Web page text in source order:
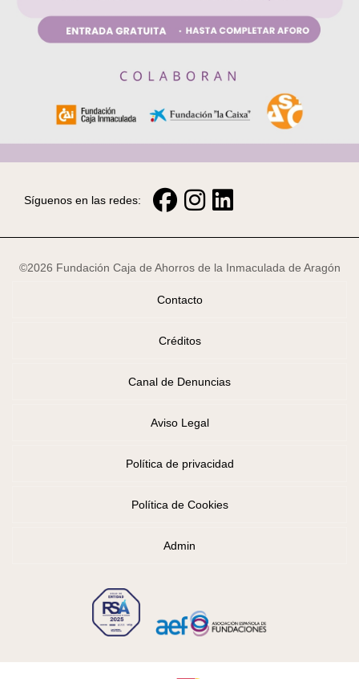
Síguenos en las redes:
©2026 Fundación Caja de Ahorros de la Inmaculada de Aragón
Contacto
Créditos
Canal de Denuncias
Aviso Legal
Política de privacidad
Política de Cookies
Admin